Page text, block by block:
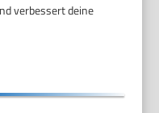
verbessert deine